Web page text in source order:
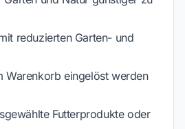
reduzierten Garten- und
Warenkorb eingelöst werden
Futterprodukte oder